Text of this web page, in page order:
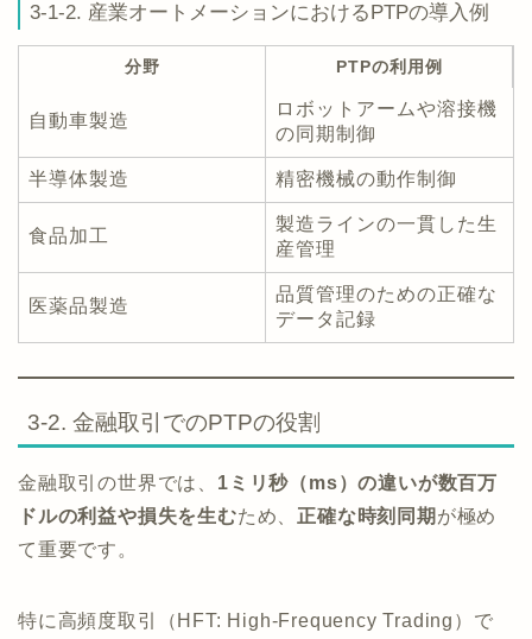
3-1-2. 産業オートメーションにおけるPTPの導入例
分野 PTPの利用例
自動車製造
ロボットアームや溶接機
の同期制御
半導体製造 精密機械の動作制御
食品加工
製造ラインの一貫した生
産管理
医薬品製造
品質管理のための正確な
データ記録
3-2. 金融取引でのPTPの役割
金融取引の世界では、 1ミリ秒（ms）の違いが数百万
ドルの利益や損失を生むため、 正確な時刻同期 が極め
て重要です。
特に高頻度取引（HFT: High-Frequency Trading）で